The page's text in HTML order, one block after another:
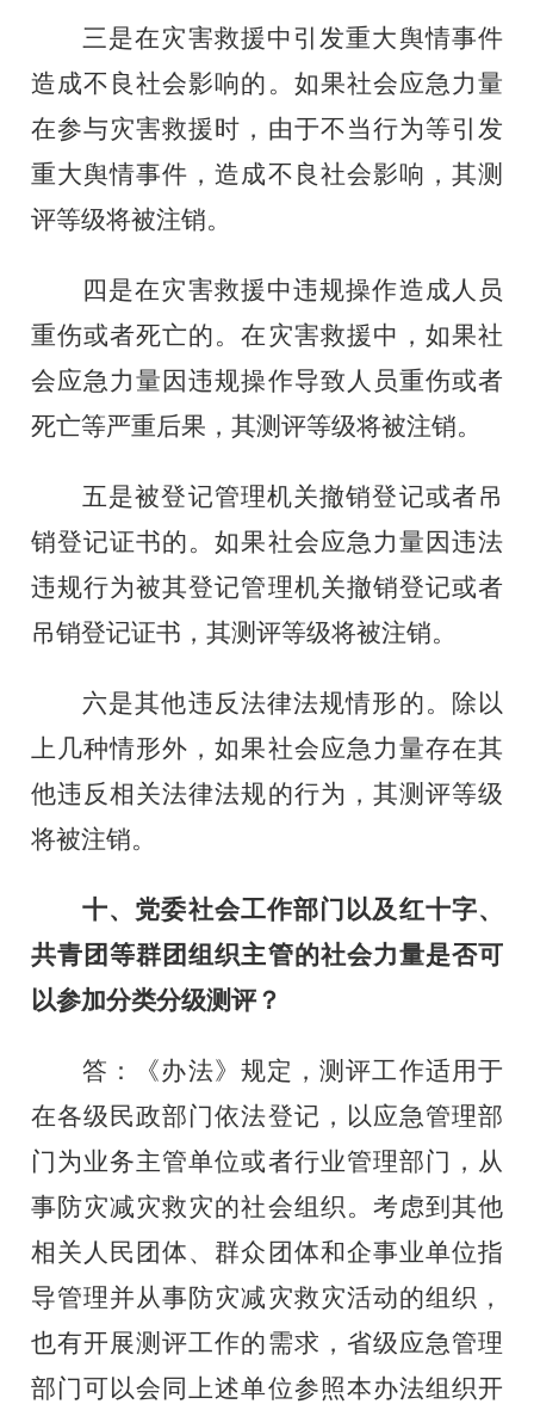
三是在灾害救援中引发重大舆情事件
造成不良社会影响的。如果社会应急力量
在参与灾害救援时，由于不当行为等引发
重大舆情事件，造成不良社会影响，其测
评等级将被注销。
四是在灾害救援中违规操作造成人员
重伤或者死亡的。在灾害救援中，如果社
会应急力量因违规操作导致人员重伤或者
死亡等严重后果，其测评等级将被注销。
五是被登记管理机关撤销登记或者吊
销登记证书的。如果社会应急力量因违法
违规行为被其登记管理机关撤销登记或者
吊销登记证书，其测评等级将被注销。
六是其他违反法律法规情形的。除以
上几种情形外，如果社会应急力量存在其
他违反相关法律法规的行为，其测评等级
将被注销。
十、党委社会工作部门以及红十字、
共青团等群团组织主管的社会力量是否可
以参加分类分级测评？
答：《办法》规定，测评工作适用于
在各级民政部门依法登记，以应急管理部
门为业务主管单位或者行业管理部门，从
事防灾减灾救灾的社会组织。考虑到其他
相关人民团体、群众团体和企事业单位指
导管理并从事防灾减灾救灾活动的组织，
也有开展测评工作的需求，省级应急管理
部门可以会同上述单位参照本办法组织开